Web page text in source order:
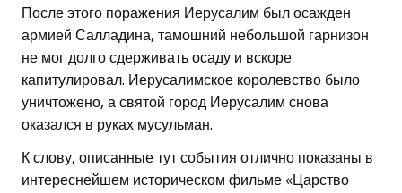
После этого поражения Иерусалим был осажден
армией Салладина, тамошний небольшой гарнизон
не мог долго сдерживать осаду и вскоре
капитулировал. Иерусалимское королевство было
уничтожено, а святой город Иерусалим снова
оказался в руках мусульман.
К слову, описанные тут события отлично показаны в
интереснейшем историческом фильме «Царство